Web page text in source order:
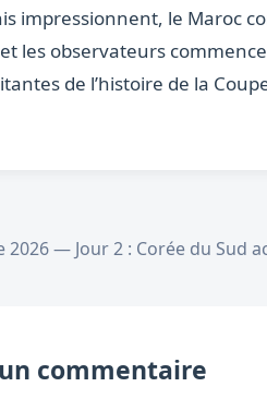
impressionnent, le Maroc
les observateurs
de l’histoire de la
commentaire